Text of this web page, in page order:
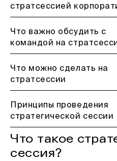
стратсессией
Что важно обсудить с
командой на
Что можно сделать на
стратсессии
Принципы проведения
стратегической сессии
Что такое
сессия?